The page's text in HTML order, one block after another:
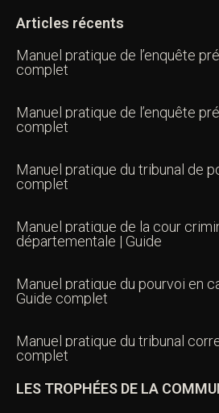
Articles récents
Manuel pratique de l’enquête
complet
Manuel pratique de l’enquête
complet
Manuel pratique du tribunal de
complet
Manuel pratique de la cour
départementale | Guide
Manuel pratique du pourvoi en
Guide complet
Manuel pratique du tribunal
complet
LES TROPHÉES DE LA